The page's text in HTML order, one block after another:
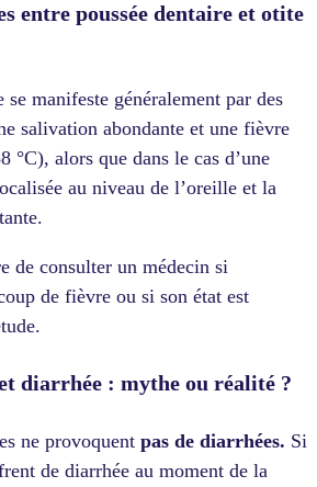
entre poussée dentaire et otite
se manifeste généralement par des
salivation abondante et une fièvre
°C), alors que dans le cas d’une
au niveau de l’oreille et la
de consulter un médecin si
de fièvre ou si son état est
diarrhée : mythe ou réalité ?
ne provoquent pas de diarrhées. Si
de diarrhée au moment de la